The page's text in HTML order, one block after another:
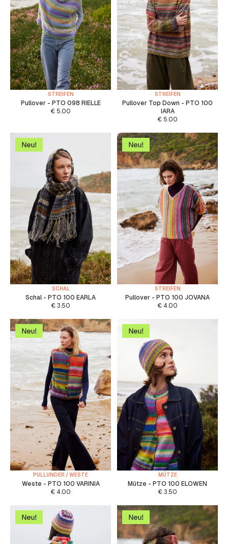
STREIFEN
Pullover - PTO 098 RIELLE
€ 5.00
STREIFEN
Pullover Top Down - PTO 100
IARA
€ 5.00
SCHAL
Schal - PTO 100 EARLA
€3.50
STREIFEN
Pullover - PTO 100 JOVANA
€ 4.00
PULLUNDER / WESTE
Weste - PTO 100 VARINIA
€ 4.00
MÜTZE
Mütze - PTO 100 ELOWEN
€3.50